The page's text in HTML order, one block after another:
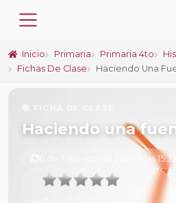
Inicio Primaria Primaria 4to
Fichas De Clase
Haciendo Una
Haciendo una
6 de Febrero de 2025 a las 15:32